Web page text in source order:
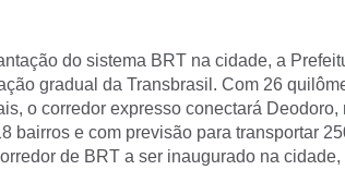
do sistema BRT na cidade, a
gradual da Transbrasil. Com 26
o corredor expresso conectará
bairros e com previsão para transportar
de BRT a ser inaugurado na